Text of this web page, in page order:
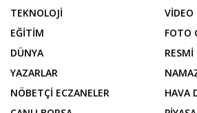
TEKNOLOJİ
EĞİTİM
DÜNYA
VİDEO
FOTO
RESMİ
YAZARLAR
NÖBETÇİ ECZANELER
HAVA